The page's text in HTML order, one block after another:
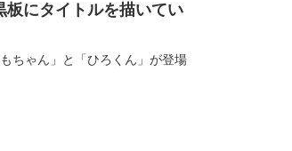
板にタイトルを描いてい
ちゃん」と「ひろくん」が登場